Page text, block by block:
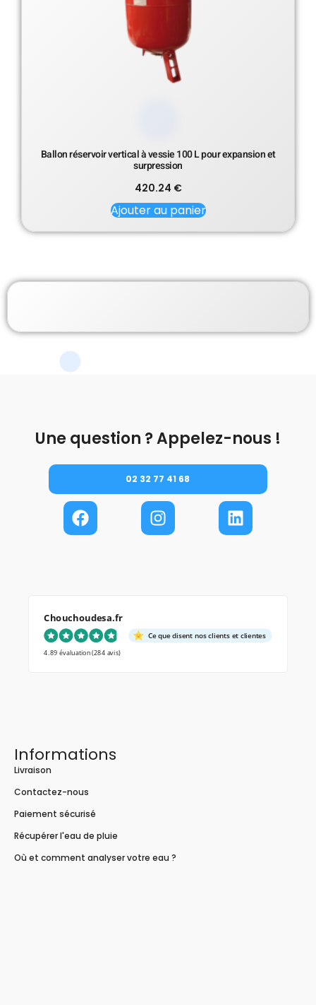
Ballon réservoir vertical à vessie 100 L pour expansion et
surpression
420.24 €
Ajouter au panier
Une question ? Appelez-nous !
02 32 77 41 68
Chouchoudesa.fr
Ce que disent nos clients et clientes
4.89 évaluation(284 avis)
Informations
Livraison
Contactez-nous
Paiement sécurisé
Récupérer l'eau de pluie
Où et comment analyser votre eau ?